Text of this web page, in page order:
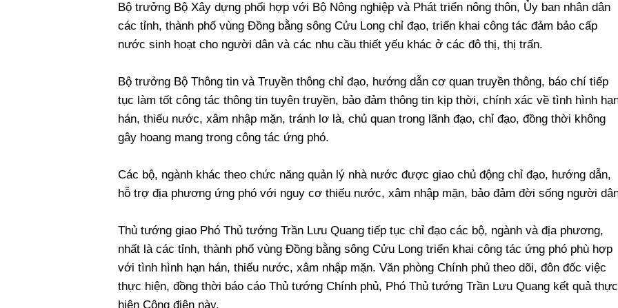
Bộ trưởng Bộ Xây dựng phối hợp với Bộ Nông nghiệp và Phát triển nông thôn, Ủy ban nhân dân
các tỉnh, thành phố vùng Đồng bằng sông Cửu Long chỉ đạo, triển khai công tác đảm bảo cấp
nước sinh hoạt cho người dân và các nhu cầu thiết yếu khác ở các đô thị, thị trấn.
Bộ trưởng Bộ Thông tin và Truyền thông chỉ đạo, hướng dẫn cơ quan truyền thông, báo chí tiếp
tục làm tốt công tác thông tin tuyên truyền, bảo đảm thông tin kịp thời, chính xác về tình hình
hán, thiếu nước, xâm nhập mặn, tránh lơ là, chủ quan trong lãnh đạo, chỉ đạo, đồng thời không
gây hoang mang trong công tác ứng phó.
Các bộ, ngành khác theo chức năng quản lý nhà nước được giao chủ động chỉ đạo, hướng dẫn,
hỗ trợ địa phương ứng phó với nguy cơ thiếu nước, xâm nhập mặn, bảo đảm đời sống người
Thủ tướng giao Phó Thủ tướng Trần Lưu Quang tiếp tục chỉ đạo các bộ, ngành và địa phương,
nhất là các tỉnh, thành phố vùng Đồng bằng sông Cửu Long triển khai công tác ứng phó phù hợp
với tình hình hạn hán, thiếu nước, xâm nhập mặn. Văn phòng Chính phủ theo dõi, đôn đốc việc
thực hiện, đồng thời báo cáo Thủ tướng Chính phủ, Phó Thủ tướng Trần Lưu Quang kết quả thực
hiện Công điện này.